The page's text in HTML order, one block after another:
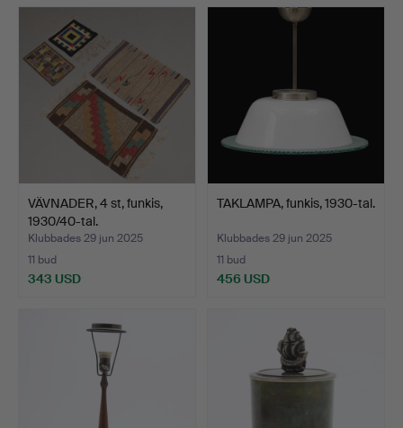
VÄVNADER, 4 st, funkis,
1930/40-tal.
Klubbades 29 jun 2025
11 bud
343 USD
TAKLAMPA, funkis, 1930-tal.
Klubbades 29 jun 2025
11 bud
456 USD